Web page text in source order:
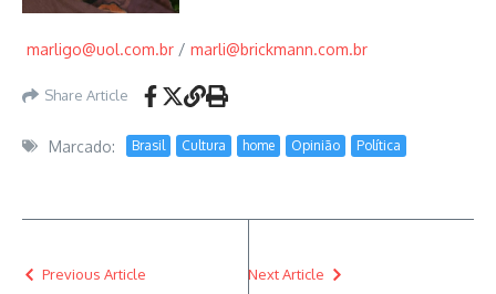
marligo@uol.com.br / marli@brickmann.com.br
Share Article
Marcado: Brasil Cultura home Opinião Política
Previous Article Next Article